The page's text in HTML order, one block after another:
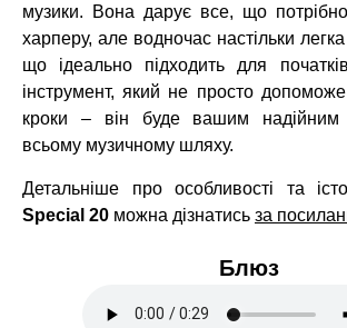
музики. Вона дарує все, що
харперу, але водночас настільки легка
що ідеально підходить для
інструмент, який не просто
кроки – він буде вашим
всьому музичному шляху.
Детальніше про особливості та
Special 20 можна дізнатись за
Блюз